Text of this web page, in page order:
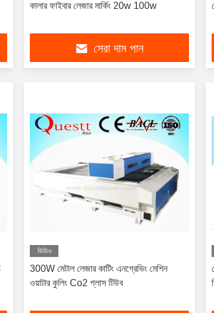
কালার ফাইবার লেজার মার্কিং 20w 100w
সেরা দাম পান
ভিডিও
300W মেটাল লেজার কাটিং এনগ্রেভিং মেশিন
ওয়াটার কুলিং Co2 গ্লাস টিউব